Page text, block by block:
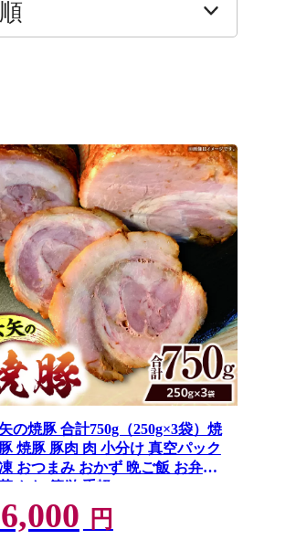
の焼豚 合計750g（250g×3袋）焼
焼豚 豚肉 肉 小分け 真空パック
おつまみ おかず 晩ご飯 お弁当
たれ 簡単 手軽
円